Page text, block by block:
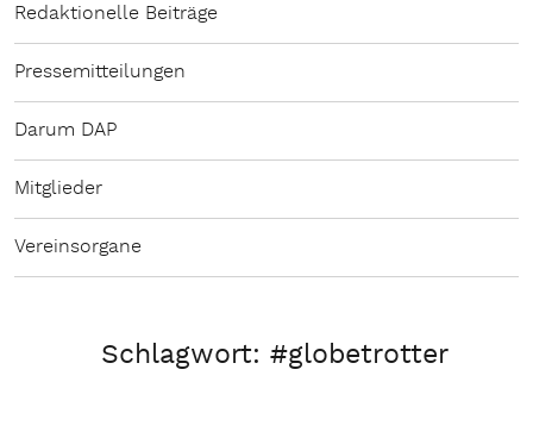
Redaktionelle Beiträge
Pressemitteilungen
Darum DAP
Mitglieder
Vereinsorgane
Schlagwort:#globetrotter